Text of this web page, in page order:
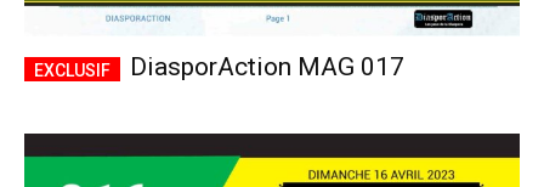
DiasporAction MAG 017